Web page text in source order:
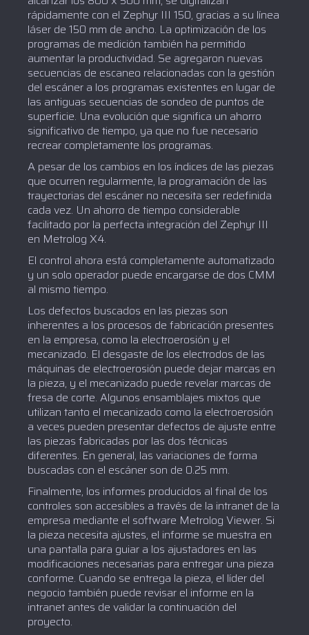
rápidamente con el Zephyr III 150, gracias a su línea
láser de 150 mm de ancho. La optimización de los
programas de medición también ha permitido
aumentar la productividad. Se agregaron nuevas
secuencias de escaneo relacionadas con la gestión
del escáner a los programas existentes en lugar de
las antiguas secuencias de sondeo de puntos de
superficie. Una evolución que significa un ahorro
significativo de tiempo, ya que no fue necesario
recrear completamente los programas.
A pesar de los cambios en los índices de las piezas
que ocurren regularmente, la programación de las
trayectorias del escáner no necesita ser redefinida
cada vez. Un ahorro de tiempo considerable
facilitado por la perfecta integración del Zephyr III
en Metrolog X4.
El control ahora está completamente automatizado
y un solo operador puede encargarse de dos CMM
al mismo tiempo.
Los defectos buscados en las piezas son
inherentes a los procesos de fabricación presentes
en la empresa, como la electroerosión y el
mecanizado. El desgaste de los electrodos de las
máquinas de electroerosión puede dejar marcas en
la pieza, y el mecanizado puede revelar marcas de
fresa de corte. Algunos ensamblajes mixtos que
utilizan tanto el mecanizado como la electroerosión
a veces pueden presentar defectos de ajuste entre
las piezas fabricadas por las dos técnicas
diferentes. En general, las variaciones de forma
buscadas con el escáner son de 0.25 mm.
Finalmente, los informes producidos al final de los
controles son accesibles a través de la intranet de la
empresa mediante el software Metrolog Viewer. Si
la pieza necesita ajustes, el informe se muestra en
una pantalla para guiar a los ajustadores en las
modificaciones necesarias para entregar una pieza
conforme. Cuando se entrega la pieza, el líder del
negocio también puede revisar el informe en la
intranet antes de validar la continuación del
proyecto.